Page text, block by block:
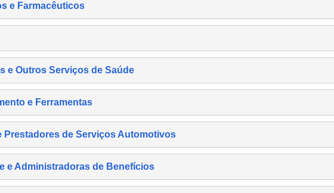
e Farmacêuticos
e Outros Serviços de Saúde
e Ferramentas
Prestadores de Serviços Automotivos
e Administradoras de Benefícios